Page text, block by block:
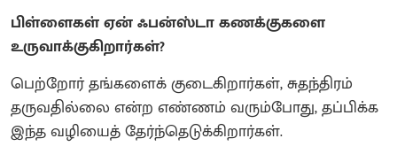
பிள்ளைகள் ஏன் ஃபன்ஸ்டா கணக்குகளை
உருவாக்குகிறார்கள்?
பெற்றோர் தங்களைக் குடைகிறார்கள், சுதந்திரம்
தருவதில்லை என்ற எண்ணம் வரும்போது, தப்பிக்க
இந்த வழியைத் தேர்ந்தெடுக்கிறார்கள்.